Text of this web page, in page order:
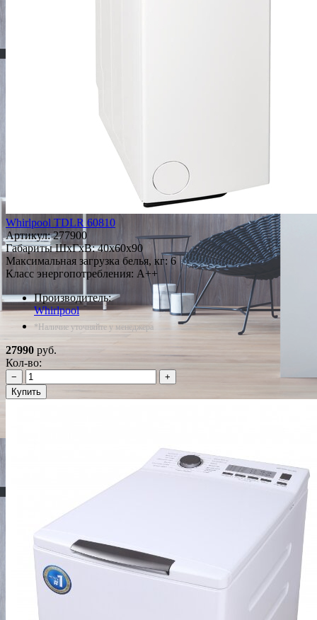
Whirlpool TDLR 60810
Артикул:277900
Габариты ШxГxВ: 40x60x90
Максимальная загрузка белья, кг: 6
Класс энергопотребления: A++
Производитель:
Whirlpool
*Наличие уточняйте у менеджера
27990 руб.
Кол-во:
−
+
Купить